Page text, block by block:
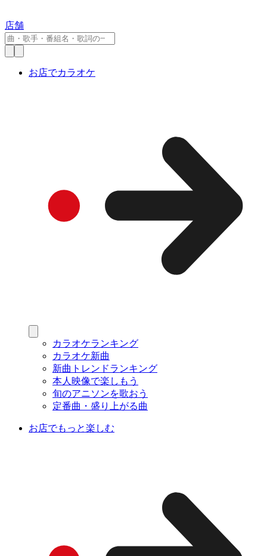
店舗
お店でカラオケ
カラオケランキング
カラオケ新曲
新曲トレンドランキング
本人映像で楽しもう
旬のアニソンを歌おう
定番曲・盛り上がる曲
お店でもっと楽しむ